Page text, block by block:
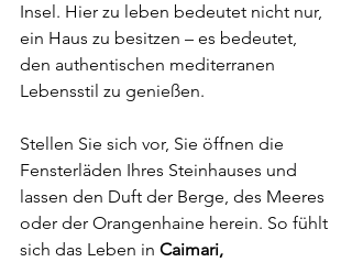
Insel. Hier zu leben bedeutet nicht nur,
ein Haus zu besitzen – es bedeutet,
den authentischen mediterranen
Lebensstil zu genießen.
Stellen Sie sich vor, Sie öffnen die
Fensterläden Ihres Steinhauses und
lassen den Duft der Berge, des Meeres
oder der Orangenhaine herein. So fühlt
sich das Leben in Caimari,